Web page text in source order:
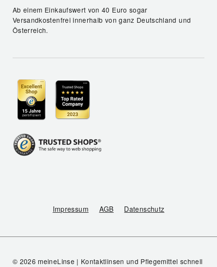
Ab einem Einkaufswert von 40 Euro sogar
Versandkostenfrei innerhalb von ganz Deutschland und
Österreich.
Impressum AGB Datenschutz
© 2026 meineLinse | Kontaktlinsen und Pflegemittel schnell